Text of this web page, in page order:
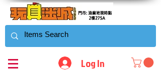
Log In